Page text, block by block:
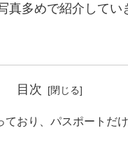
真多めで紹介して
目次
おり、パスポートだ